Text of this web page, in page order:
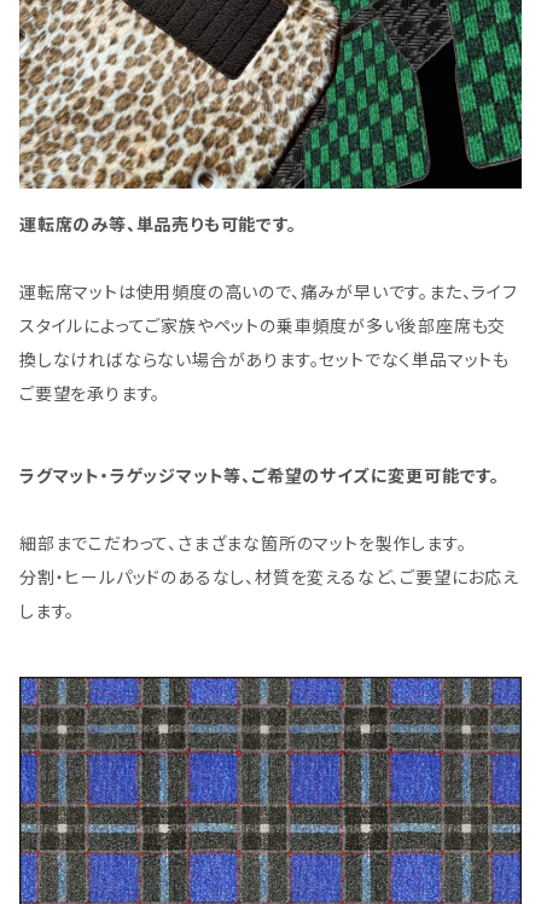
運転席のみ等、単品売りも可能です。
運転席マットは使用頻度の高いので、痛みが早いです。また、ライフ
スタイルによってご家族やペットの乗車頻度が多い後部座席も交
換しなければならない場合があります。セットでなく単品マットも
ご要望を承ります。
ラグマット・ラゲッジマット等、ご希望のサイズに変更可能です。
細部までこだわって、さまざまな箇所のマットを製作します。
分割・ヒールパッドのあるなし、材質を変えるなど、ご要望にお応え
します。